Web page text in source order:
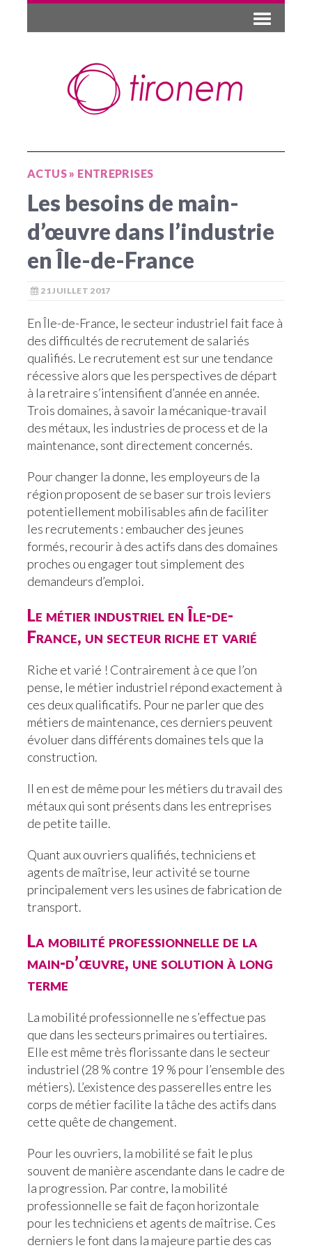
ACTUS» ENTREPRISES
Les besoins de main-
d’œuvre dans l’industrie
en Île-de-France
21 JUILLET 2017
En Île-de-France, le secteur industriel fait face à
des difficultés de recrutement de salariés
qualifiés. Le recrutement est sur une tendance
récessive alors que les perspectives de départ
à la retraire s’intensifient d’année en année.
Trois domaines, à savoir la mécanique-travail
des métaux, les industries de process et de la
maintenance, sont directement concernés.
Pour changer la donne, les employeurs de la
région proposent de se baser sur trois leviers
potentiellement mobilisables afin de faciliter
les recrutements : embaucher des jeunes
formés, recourir à des actifs dans des domaines
proches ou engager tout simplement des
demandeurs d’emploi.
Le métier industriel en Île-de-
France, un secteur riche et varié
Riche et varié ! Contrairement à ce que l’on
pense, le métier industriel répond exactement à
ces deux qualificatifs. Pour ne parler que des
métiers de maintenance, ces derniers peuvent
évoluer dans différents domaines tels que la
construction.
Il en est de même pour les métiers du travail des
métaux qui sont présents dans les entreprises
de petite taille.
Quant aux ouvriers qualifiés, techniciens et
agents de maîtrise, leur activité se tourne
principalement vers les usines de fabrication de
transport.
La mobilité professionnelle de la
main-d’œuvre, une solution à long
terme
La mobilité professionnelle ne s’effectue pas
que dans les secteurs primaires ou tertiaires.
Elle est même très florissante dans le secteur
industriel (28 % contre 19 % pour l’ensemble des
métiers). L’existence des passerelles entre les
corps de métier facilite la tâche des actifs dans
cette quête de changement.
Pour les ouvriers, la mobilité se fait le plus
souvent de manière ascendante dans le cadre de
la progression. Par contre, la mobilité
professionnelle se fait de façon horizontale
pour les techniciens et agents de maîtrise. Ces
derniers le font dans la majeure partie des cas